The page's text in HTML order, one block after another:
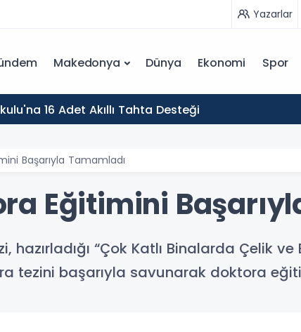
Yazarlar
Makedonya Dünya Ekonomi Spor
16 Adet Akıllı Tahta Desteği
Başarıyla Tamamladı
Eğitimini
“Çok Katlı Binalarda Çelik
tezini başarıyla savunarak doktora